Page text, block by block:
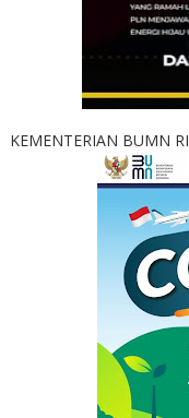
KEMENTERIAN BUMN RI